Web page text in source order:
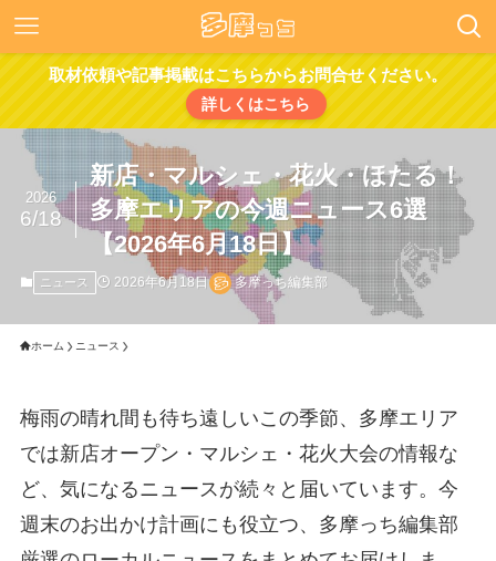
取材依頼や記事掲載はこちらからお問合せください。
詳しくはこちら
新店・マルシェ・花火・ほたる！
多摩エリアの今週ニュース6選
【2026年6月18日】
2026
6/18
ニュース 2026年6月18日 多摩っち編集部
ホーム ニュース
梅雨の晴れ間も待ち遠しいこの季節、多摩エリア
では新店オープン・マルシェ・花火大会の情報な
ど、気になるニュースが続々と届いています。今
週末のお出かけ計画にも役立つ、多摩っち編集部